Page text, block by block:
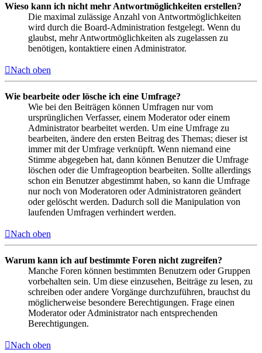
Wieso kann ich nicht mehr Antwortmöglichkeiten erstellen?
Die maximal zulässige Anzahl von Antwortmöglichkeiten
wird durch die Board-Administration festgelegt. Wenn du
glaubst, mehr Antwortmöglichkeiten als zugelassen zu
benötigen, kontaktiere einen Administrator.
Nach oben
Wie bearbeite oder lösche ich eine Umfrage?
Wie bei den Beiträgen können Umfragen nur vom
ursprünglichen Verfasser, einem Moderator oder einem
Administrator bearbeitet werden. Um eine Umfrage zu
bearbeiten, ändere den ersten Beitrag des Themas; dieser ist
immer mit der Umfrage verknüpft. Wenn niemand eine
Stimme abgegeben hat, dann können Benutzer die Umfrage
löschen oder die Umfrageoption bearbeiten. Sollte allerdings
schon ein Benutzer abgestimmt haben, so kann die Umfrage
nur noch von Moderatoren oder Administratoren geändert
oder gelöscht werden. Dadurch soll die Manipulation von
laufenden Umfragen verhindert werden.
Nach oben
Warum kann ich auf bestimmte Foren nicht zugreifen?
Manche Foren können bestimmten Benutzern oder Gruppen
vorbehalten sein. Um diese einzusehen, Beiträge zu lesen, zu
schreiben oder andere Vorgänge durchzuführen, brauchst du
möglicherweise besondere Berechtigungen. Frage einen
Moderator oder Administrator nach entsprechenden
Berechtigungen.
Nach oben